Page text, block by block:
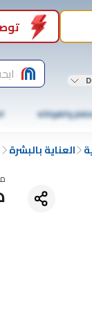
والفواكه
العناية بالبشرة